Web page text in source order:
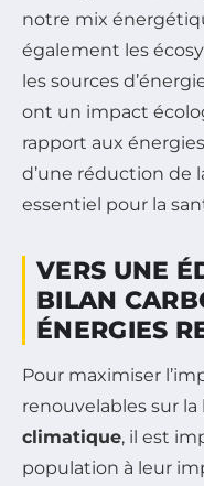
notre mix
également les
les sources
ont un impact
rapport aux
d’une réduction de
essentiel pour la
VERS UNE
BILAN
ÉNERGIES
Pour maximiser
renouvelables sur
climatique, il est
population à leur